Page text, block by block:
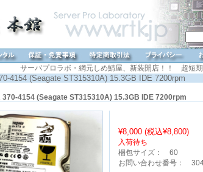
サーバプロラボ・網元しめ鯖屋、新装開店！！ 超短
4154 (Seagate ST315310A) 15.3GB IDE 7200rpm
370-4154 (Seagate ST315310A) 15.3GB IDE 7200rpm
¥8,000 (税込¥8,800)
入荷待ち
梱包サイズ： 60
お問い合わせ番号：